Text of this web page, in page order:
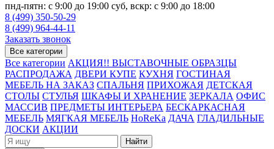
пнд-пятн: с 9:00 до 19:00 суб, вскр: с 9:00 до 18:00
8 (499) 350-50-29
8 (499) 964-44-11
Заказать звонок
Все категории
Все категории АКЦИЯ!! ВЫСТАВОЧНЫЕ ОБРАЗЦЫ
РАСПРОДАЖА ДВЕРИ КУПЕ КУХНЯ ГОСТИНАЯ
МЕБЕЛЬ НА ЗАКАЗ СПАЛЬНЯ ПРИХОЖАЯ ДЕТСКАЯ
СТОЛЫ СТУЛЬЯ ШКАФЫ И ХРАНЕНИЕ ЗЕРКАЛА ОФИС
МАССИВ ПРЕДМЕТЫ ИНТЕРЬЕРА БЕСКАРКАСНАЯ
МЕБЕЛЬ МЯГКАЯ МЕБЕЛЬ HoReKa ДАЧА ГЛАДИЛЬНЫЕ
ДОСКИ АКЦИИ
Найти